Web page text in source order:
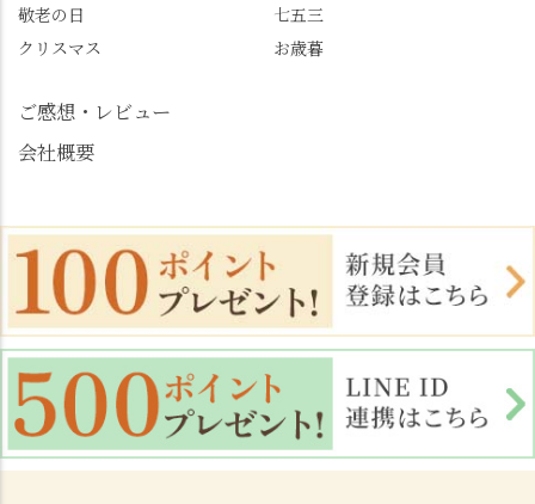
荘 #京都観光 #西京区 #
大原野
敬老の日
七五三
クリスマス
お歳暮
ご感想・レビュー
会社概要